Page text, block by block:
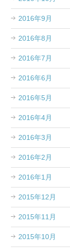
2016年9月
2016年8月
2016年7月
2016年6月
2016年5月
2016年4月
2016年3月
2016年2月
2016年1月
2015年12月
2015年11月
2015年10月